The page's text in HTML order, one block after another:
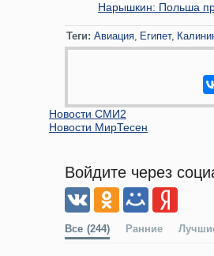
Нарышкин: Польша
Теги: Авиация Египет
Новости СМИ2
Новости МирТесен
Войдите через
Все (244) Ранние